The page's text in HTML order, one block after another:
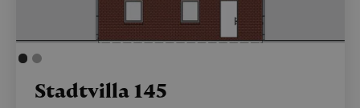
Stadtvilla 145